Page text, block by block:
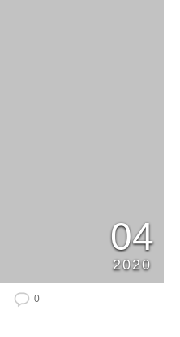
04
2020
0